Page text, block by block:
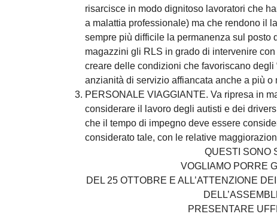
risarcisce in modo dignitoso lavoratori che
a malattia professionale) ma che rendono il
sempre più difficile la permanenza sul posto
magazzini gli RLS in grado di intervenire
creare delle condizioni che favoriscano degli
anzianità di servizio affiancata anche a più
PERSONALE VIAGGIANTE. Va ripresa in
considerare il lavoro degli autisti e dei
che il tempo di impegno deve essere
considerato tale, con le relative
QUESTI SONO
VOGLIAMO PORRE
DEL 25 OTTOBRE E ALL’ATTENZIONE
PRESENTARE